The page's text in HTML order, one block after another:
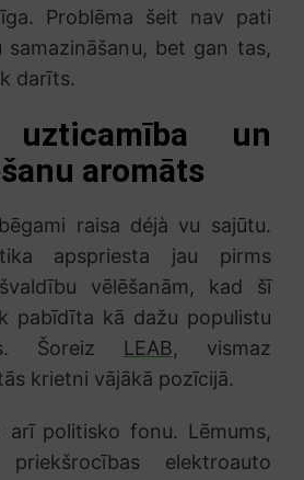
Problēma šeit nav pati
samazināšanu, bet gan tas,
darīts.
uzticamība un
aromāts
raisa déjà vu sajūtu.
apspriesta jau pirms
vēlēšanām, kad šī
pabīdīta kā dažu populistu
Šoreiz
LEAB, vismaz
krietni vājākā pozīcijā.
arī politisko fonu. Lēmums,
elektroauto